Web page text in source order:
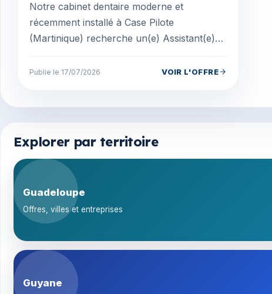
Notre cabinet dentaire moderne et
récemment installé à Case Pilote
(Martinique) recherche un(e) Assistant(e)
équipe. Nous recrutons : 1...
Publie le 17/07/2026 VOIR L'OFFRE
Explorer par territoire
Guadeloupe
Offres, villes et entreprises
Guyane